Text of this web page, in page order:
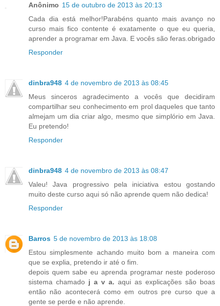
Anônimo 15 de outubro de 2013 às 20:13
Cada dia está melhor!Parabéns quanto mais avanço no
curso mais fico contente é exatamente o que eu queria,
aprender a programar em Java. E vocês são feras.obrigado
Responder
dinbra948 4 de novembro de 2013 às 08:45
Meus sinceros agradecimento a vocês que decidiram
compartilhar seu conhecimento em prol daqueles que tanto
almejam um dia criar algo, mesmo que simplório em Java.
Eu pretendo!
Responder
dinbra948 4 de novembro de 2013 às 08:47
Valeu! Java progressivo pela iniciativa estou gostando
muito deste curso aqui só não aprende quem não dedica!
Responder
Barros 5 de novembro de 2013 às 18:08
Estou simplesmente achando muito bom a maneira com
que se explia, pretendo ir até o fim.
depois quem sabe eu aprenda programar neste poderoso
sistema chamado j a v a. aqui as explicações são boas
então não acontecerá como em outros pre curso que a
gente se perde e não aprende.